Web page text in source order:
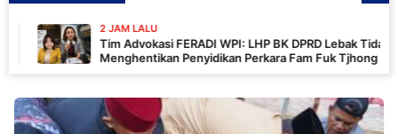
2 JAM LALU
Tim Advokasi FERADI WPI: LHP BK DPRD Lebak Tidak
Menghentikan Penyidikan Perkara Fam Fuk Tjhong Alias Pak